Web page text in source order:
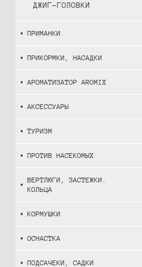
ДЖИГ-ГОЛОВКИ
ПРИМАНКИ
ПРИКОРМКИ, НАСАДКИ
АРОМАТИЗАТОР AROMIX
АКСЕССУАРЫ
ТУРИЗМ
ПРОТИВ НАСЕКОМЫХ
ВЕРТЛЮГИ, ЗАСТЕЖКИ.
КОЛЬЦА
КОРМУШКИ
ОСНАСТКА
ПОДСАЧЕКИ, САДКИ